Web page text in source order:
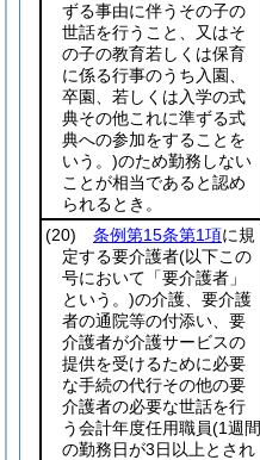
ずる事由に伴うその子の
世話を行うこと、又はそ
の子の教育若しくは保育
に係る行事のうち入園、
卒園、若しくは入学の式
典その他これに準ずる式
典への参加をすることを
いう。)のため勤務しない
ことが相当であると認め
られるとき。
(20) 条例第15条第1項に規
定する要介護者(以下この
号において「要介護者」
という。)の介護、要介護
者の通院等の付添い、要
介護者が介護サービスの
提供を受けるために必要
な手続の代行その他の要
介護者の必要な世話を行
う会計年度任用職員(1週間
の勤務日が3日以上とされ